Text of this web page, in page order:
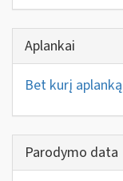
Aplankai
Bet kurį aplanką
Parodymo data